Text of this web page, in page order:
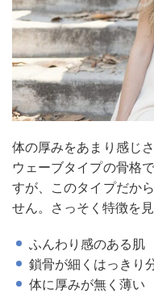
体の厚みをあまり感じ
ウェーブタイプの骨格
すが、このタイプだか
せん。さっそく特徴を
ふんわり感のある肌
鎖骨が細くはっきり
体に厚みが無く薄い